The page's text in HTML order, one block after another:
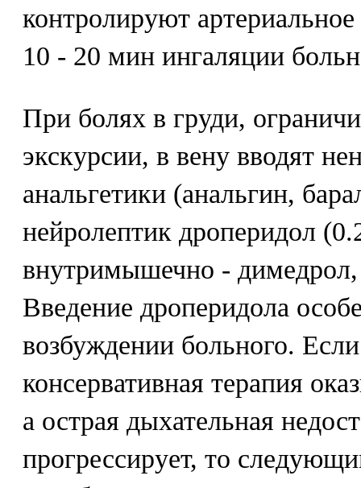
контролируют
10 - 20 мин ингаляции
При болях в груди,
экскурсии, в вену вводят
анальгетики (анальгин,
нейролептик дроперидол
внутримышечно -
Введение дроперидола
возбуждении больного.
консервативная терапия
а острая дыхательная
прогрессирует, то